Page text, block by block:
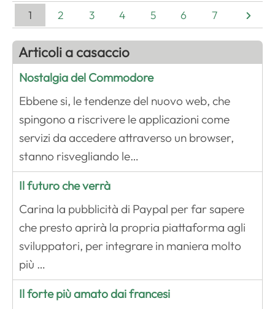
1 2 3 4 5 6 7
Articoli a casaccio
Nostalgia del Commodore
Ebbene si, le tendenze del nuovo web, che
spingono a riscrivere le applicazioni come
servizi da accedere attraverso un browser,
stanno risvegliando le…
Il futuro che verrà
Carina la pubblicità di Paypal per far sapere
che presto aprirà la propria piattaforma agli
sviluppatori, per integrare in maniera molto
più …
Il forte più amato dai francesi